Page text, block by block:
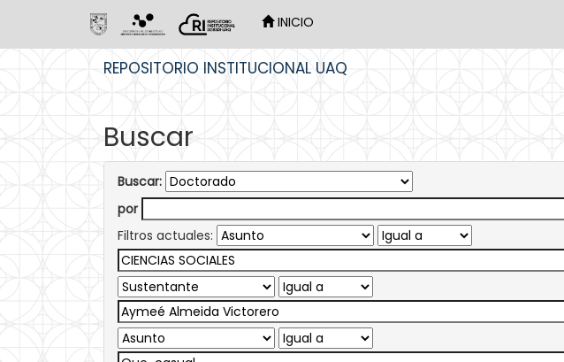
INICIO
REPOSITORIO INSTITUCIONAL UAQ
Buscar
Buscar:
por
Filtros actuales: